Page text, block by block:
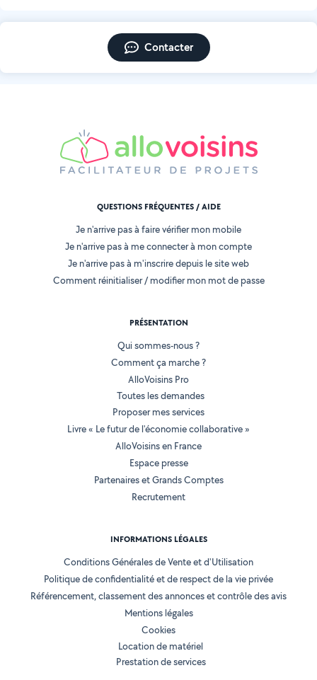
Contacter
QUESTIONS FRÉQUENTES / AIDE
Je n'arrive pas à faire vérifier mon mobile
Je n'arrive pas à me connecter à mon compte
Je n'arrive pas à m'inscrire depuis le site web
Comment réinitialiser / modifier mon mot de passe
PRÉSENTATION
Qui sommes-nous ?
Comment ça marche ?
AlloVoisins Pro
Toutes les demandes
Proposer mes services
Livre « Le futur de l'économie collaborative »
AlloVoisins en France
Espace presse
Partenaires et Grands Comptes
Recrutement
INFORMATIONS LÉGALES
Conditions Générales de Vente et d'Utilisation
Politique de confidentialité et de respect de la vie privée
Référencement, classement des annonces et contrôle des avis
Mentions légales
Cookies
Location de matériel
Prestation de services